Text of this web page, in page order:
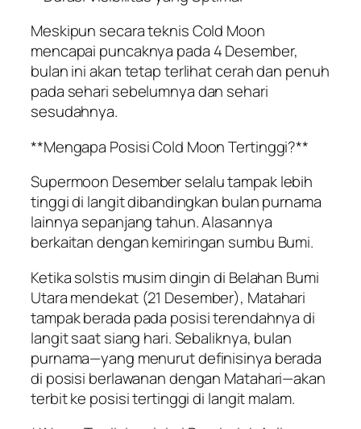
Meskipun secara teknis Cold Moon
mencapai puncaknya pada 4 Desember,
bulan ini akan tetap terlihat cerah dan penuh
pada sehari sebelumnya dan sehari
sesudahnya.
**Mengapa Posisi Cold Moon Tertinggi?**
Supermoon Desember selalu tampak lebih
tinggi di langit dibandingkan bulan purnama
lainnya sepanjang tahun. Alasannya
berkaitan dengan kemiringan sumbu Bumi.
Ketika solstis musim dingin di Belahan Bumi
Utara mendekat (21 Desember), Matahari
tampak berada pada posisi terendahnya di
langit saat siang hari. Sebaliknya, bulan
purnama—yang menurut definisinya berada
di posisi berlawanan dengan Matahari—akan
terbit ke posisi tertinggi di langit malam.